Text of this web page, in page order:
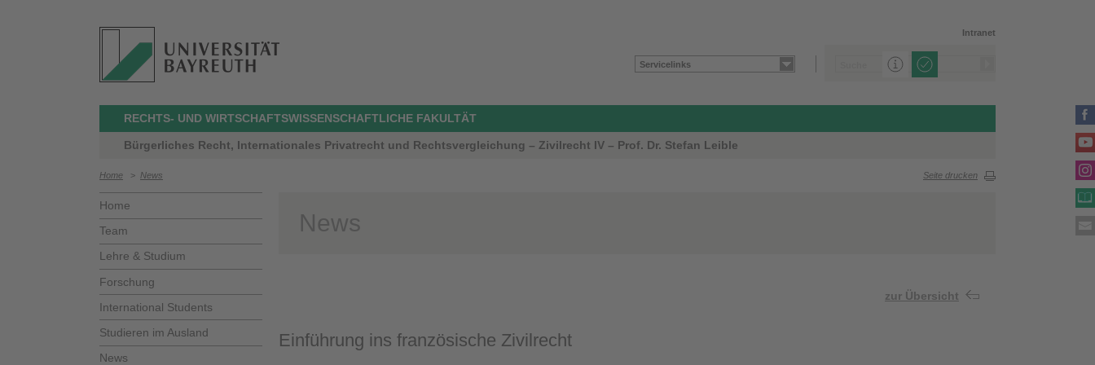
Intranet
Servicelinks
RECHTS- UND WIRTSCHAFTSWISSENSCHAFTLICHE FAKULTÄT
Bürgerliches Recht, Internationales Privatrecht und Rechtsvergleichung – Zivilrecht IV – Prof. Dr. Stefan Leible
Home > News Seite drucken
Home
Team
Lehre & Studium
Forschung
International Students
Studieren im Ausland
News
News
zur Übersicht
Einführung ins französische Zivilrecht